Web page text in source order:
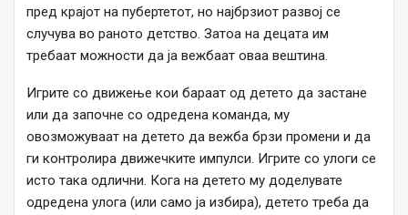
пред крајот на пубертетот, но најбрзиот развој се
случува во раното детство. Затоа на децата им
требаат можности да ја вежбаат оваа вештина.
Игрите со движење кои бараат од детето да застане
или да започне со одредена команда, му
овозможуваат на детето да вежба брзи промени и да
ги контролира движечките импулси. Игрите со улоги се
исто така одлични. Кога на детето му доделувате
одредена улога (или само ја избира), детето треба да